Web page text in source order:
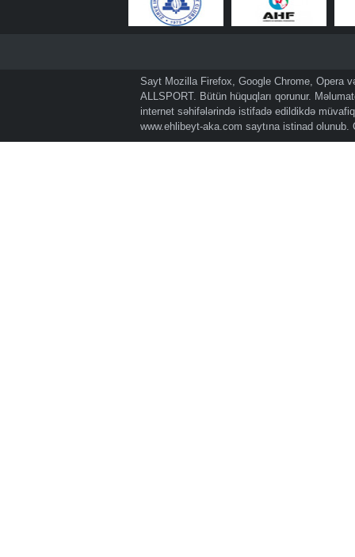
Sayt Mozilla Firefox, Google Chrome, Opera
ALLSPORT. Bütün hüquqları qorunur.
internet səhifələrində istifadə edildikdə
www.ehlibeyt-aka.com saytına istinad olunub.